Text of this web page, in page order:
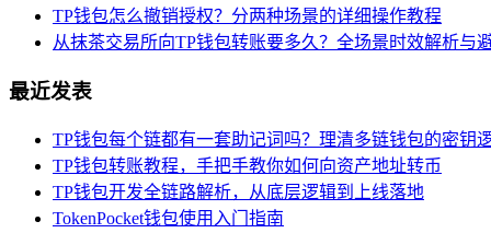
TP钱包怎么撤销授权？分两种场景的详细操作教程
从抹茶交易所向TP钱包转账要多久？全场景时效解析与
最近发表
TP钱包每个链都有一套助记词吗？理清多链钱包的密钥
TP钱包转账教程，手把手教你如何向资产地址转币
TP钱包开发全链路解析，从底层逻辑到上线落地
TokenPocket钱包使用入门指南